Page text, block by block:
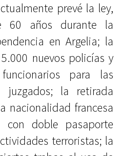
prevé la ley,
60 años durante la
en Argelia; la
nuevos policías y
para las
la retirada
nacionalidad francesa
con doble pasaporte
terroristas; la